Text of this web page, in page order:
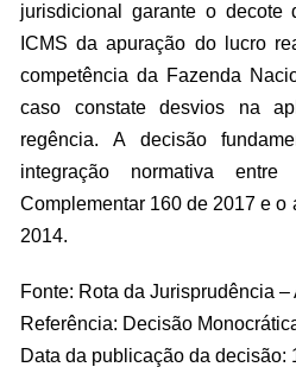
jurisdicional garante o decote
ICMS da apuração do lucro
competência da Fazenda
caso constate desvios na
regência. A decisão
integração normativa
Complementar 160 de 2017 e o
2014.
Fonte: Rota da Jurisprudência –
Referência: Decisão
Data da publicação da decisão: